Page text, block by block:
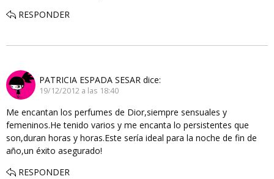
RESPONDER
PATRICIA ESPADA SESAR dice:
19/12/2012 a las 18:40
Me encantan los perfumes de Dior,siempre sensuales y
femeninos.He tenido varios y me encanta lo persistentes que
son,duran horas y horas.Este sería ideal para la noche de fin de
año,un éxito asegurado!
RESPONDER